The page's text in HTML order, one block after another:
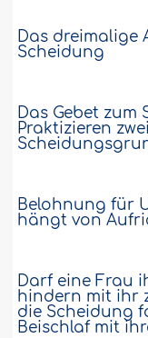
Das dreimalige
Scheidung
Das Gebet zum
Praktizieren
Belohnung für
hängt von
Darf eine Frau
hindern mit ihr
die Scheidung
Beischlaf mit